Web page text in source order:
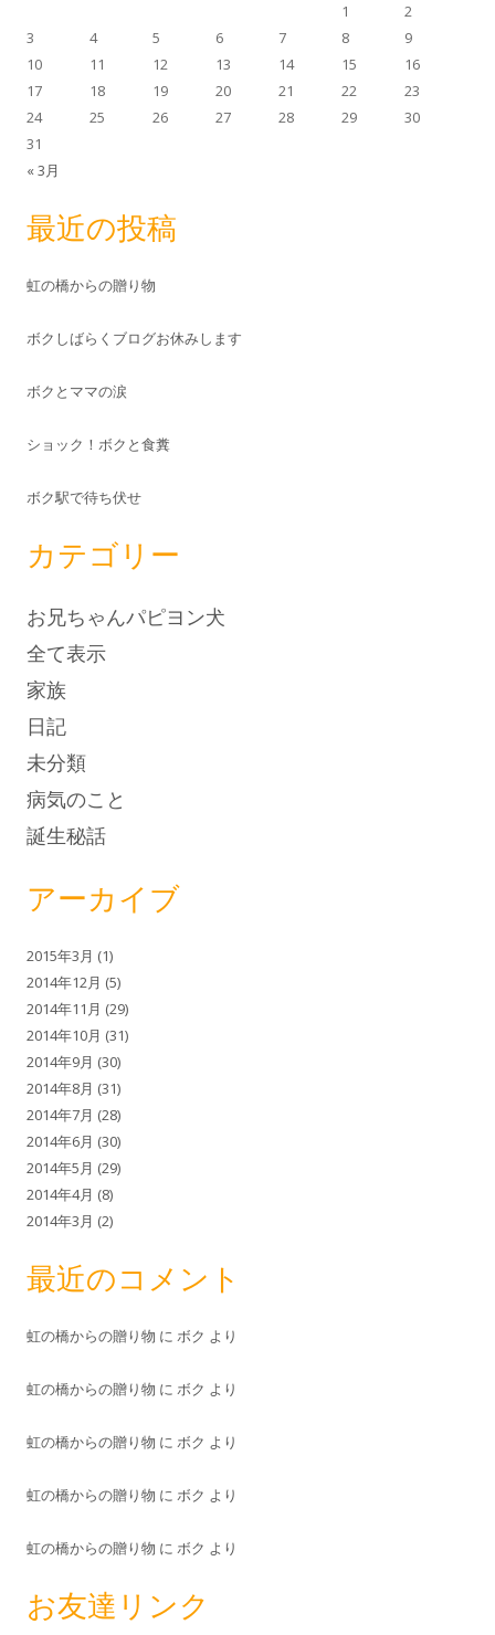
« 3月
1
2
3
4 5 6 7 8
9
10
11 12 13 14 15
16
17
18 19 20 21 22
23
24
25 26 27 28 29
30
31
最近の投稿
虹の橋からの贈り物
ボクしばらくブログお休みします
ボクとママの涙
ショック！ボクと食糞
ボク駅で待ち伏せ
カテゴリー
お兄ちゃんパピヨン犬
全て表示
家族
日記
未分類
病気のこと
誕生秘話
アーカイブ
2015年3月 (1)
2014年12月 (5)
2014年11月 (29)
2014年10月 (31)
2014年9月 (30)
2014年8月 (31)
2014年7月 (28)
2014年6月 (30)
2014年5月 (29)
2014年4月 (8)
2014年3月 (2)
最近のコメント
虹の橋からの贈り物 に ボク より
虹の橋からの贈り物 に ボク より
虹の橋からの贈り物 に ボク より
虹の橋からの贈り物 に ボク より
虹の橋からの贈り物 に ボク より
お友達リンク